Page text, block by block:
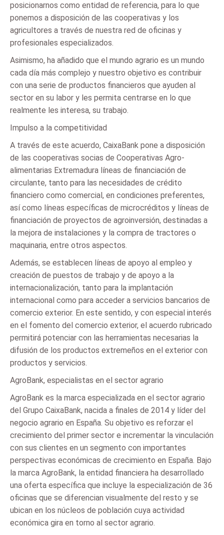
posicionarnos como entidad de referencia, para lo que
ponemos a disposición de las cooperativas y los
agricultores a través de nuestra red de oficinas y
profesionales especializados.
Asimismo, ha añadido que el mundo agrario es un mundo
cada día más complejo y nuestro objetivo es contribuir
con una serie de productos financieros que ayuden al
sector en su labor y les permita centrarse en lo que
realmente les interesa, su trabajo.
Impulso a la competitividad
A través de este acuerdo, CaixaBank pone a disposición
de las cooperativas socias de Cooperativas Agro-
alimentarias Extremadura líneas de financiación de
circulante, tanto para las necesidades de crédito
financiero como comercial, en condiciones preferentes,
así como líneas específicas de microcréditos y líneas de
financiación de proyectos de agroinversión, destinadas a
la mejora de instalaciones y la compra de tractores o
maquinaria, entre otros aspectos.
Además, se establecen líneas de apoyo al empleo y
creación de puestos de trabajo y de apoyo a la
internacionalización, tanto para la implantación
internacional como para acceder a servicios bancarios de
comercio exterior. En este sentido, y con especial interés
en el fomento del comercio exterior, el acuerdo rubricado
permitirá potenciar con las herramientas necesarias la
difusión de los productos extremeños en el exterior con
productos y servicios.
AgroBank, especialistas en el sector agrario
AgroBank es la marca especializada en el sector agrario
del Grupo CaixaBank, nacida a finales de 2014 y líder del
negocio agrario en España. Su objetivo es reforzar el
crecimiento del primer sector e incrementar la vinculación
con sus clientes en un segmento con importantes
perspectivas económicas de crecimiento en España. Bajo
la marca AgroBank, la entidad financiera ha desarrollado
una oferta específica que incluye la especialización de 36
oficinas que se diferencian visualmente del resto y se
ubican en los núcleos de población cuya actividad
económica gira en torno al sector agrario.